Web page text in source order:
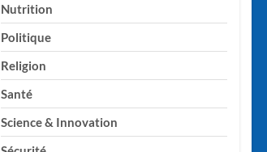
Nutrition
Politique
Religion
Santé
Science & Innovation